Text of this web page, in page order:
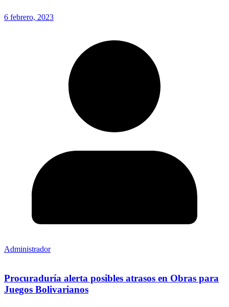
6 febrero, 2023
Administrador
Procuraduría alerta posibles atrasos en Obras para
Juegos Bolivarianos